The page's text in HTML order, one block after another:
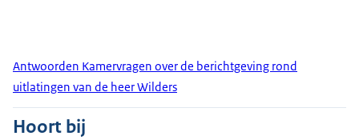
Antwoorden Kamervragen over de berichtgeving rond
uitlatingen van de heer Wilders
Hoort bij